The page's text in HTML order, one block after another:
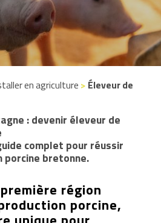
en agriculture > Éleveur de
: devenir éleveur de
complet pour réussir
porcine bretonne.
région
porcine,